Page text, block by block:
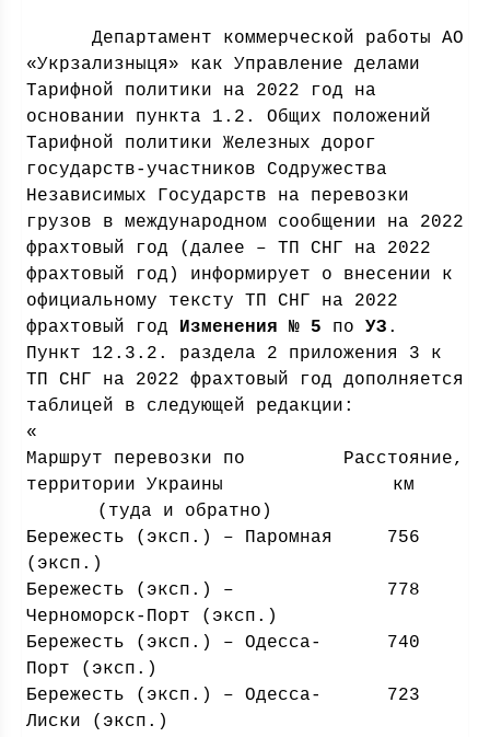
Департамент коммерческой работы АО
«Укрзализныця» как Управление делами
Тарифной политики на 2022 год на
основании пункта 1.2. Общих положений
Тарифной политики Железных дорог
государств-участников Содружества
Независимых Государств на перевозки
грузов в международном сообщении на 2022
фрахтовый год (далее – ТП СНГ на 2022
фрахтовый год) информирует о внесении к
официальному тексту ТП СНГ на 2022
фрахтовый год Изменения № 5 по УЗ .
Пункт 12.3.2. раздела 2 приложения 3 к
ТП СНГ на 2022 фрахтовый год дополняется
таблицей в следующей редакции:
«
Маршрут перевозки по
территории Украины
(туда и обратно)
Расстояние,
км
Бережесть (эксп.) – Паромная
(эксп.)
756
Бережесть (эксп.) –
Черноморск-Порт (эксп.)
778
Бережесть (эксп.) – Одесса-
Порт (эксп.)
740
Бережесть (эксп.) – Одесса-
Лиски (эксп.)
723